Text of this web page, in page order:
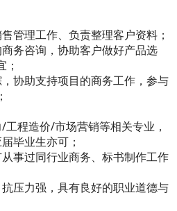
管理工作、负责整理客户资料；
务咨询，协助客户做好产品选
协助支持项目的商务工作，参与
程造价/市场营销等相关专业，
毕业生亦可；
事过同行业商务、标书制作工作
压力强，具有良好的职业道德与